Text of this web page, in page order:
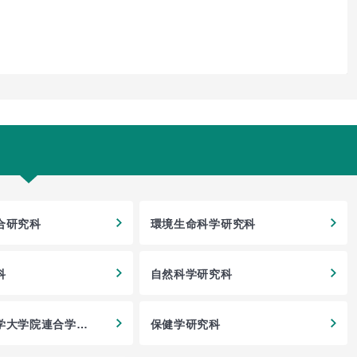
研究科 環境生命科学研究科
自然科学研究科
大学院連合学校
保健学研究科